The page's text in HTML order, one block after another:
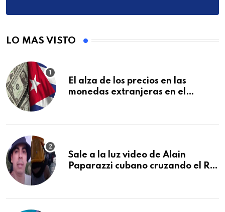
LO MAS VISTO
El alza de los precios en las
monedas extranjeras en el
Sale a la luz video de Alain
Paparazzi cubano cruzando el Río